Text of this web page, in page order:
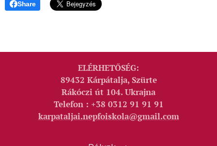
Share
ELÉRHETŐSÉG:
89432 Kárpátalja, Szürte
Rákóczi út 104. Ukrajna
Telefon : +38 0312 91 91 91
karpataljai.nepfoiskola@gmail.com